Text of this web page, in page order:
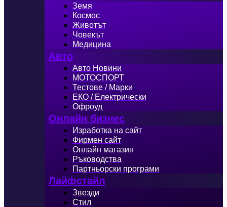
Земя
Космос
Животът
Човекът
Медицина
Авто
Авто Новини
МОТОСПОРТ
Тестове / Марки
ЕКО / Електрически
Офроуд
Онлайн бизнес
Изработка на сайт
Фирмен сайт
Онлайн магазин
Ръководства
Партньорски програми
Лайфстайл
Звезди
Стил